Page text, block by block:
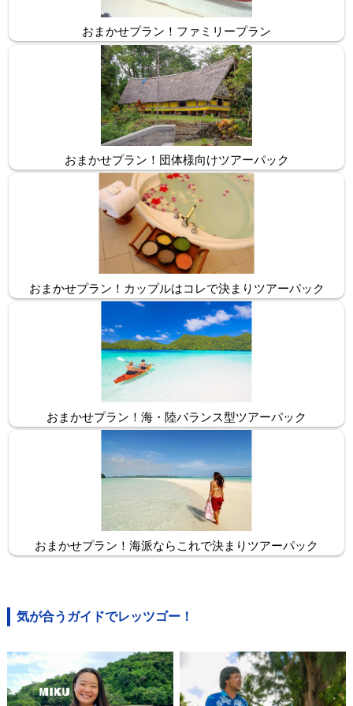
おまかせプラン！ファミリープラン
おまかせプラン！団体様向けツアーパック
おまかせプラン！カップルはコレで決まりツアーパック
おまかせプラン！海・陸バランス型ツアーパック
おまかせプラン！海派ならこれで決まりツアーパック
気が合うガイドでレッツゴー！